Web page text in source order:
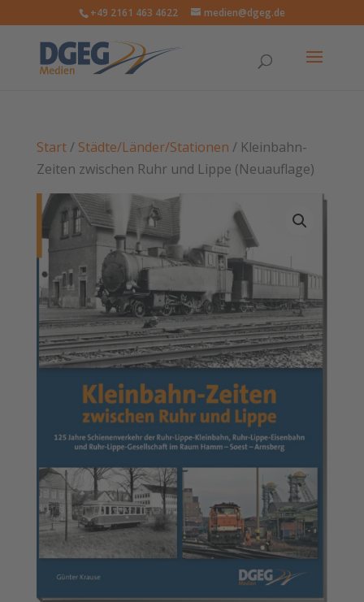
+49 2161 463 4622 medien@dgeg.de
Start/ Städte/Länder/Stationen / Kleinbahn-
Zeiten zwischen Ruhr und Lippe (Neuauflage)